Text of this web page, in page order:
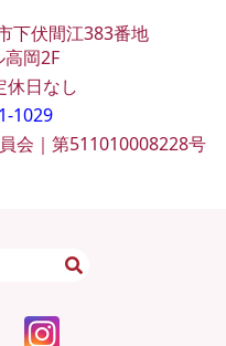
下伏間江383番地
岡2F
休日なし
1029
会｜第511010008228号